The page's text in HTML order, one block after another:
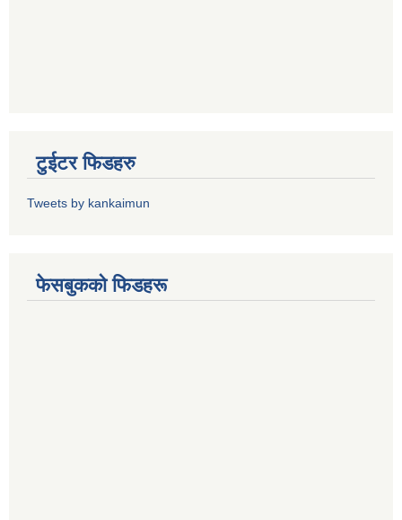
टुईटर फिडहरु
Tweets by kankaimun
फेसबुकको फिडहरू